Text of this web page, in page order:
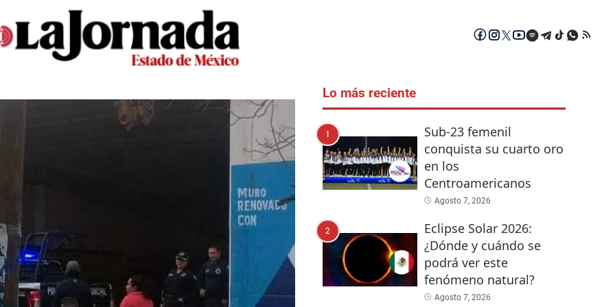
Lo más reciente
1
Sub-23 femenil
conquista su cuarto oro
en los
Centroamericanos
Agosto 7, 2026
2
Eclipse Solar 2026:
¿Dónde y cuándo se
podrá ver este
fenómeno natural?
Agosto 7, 2026